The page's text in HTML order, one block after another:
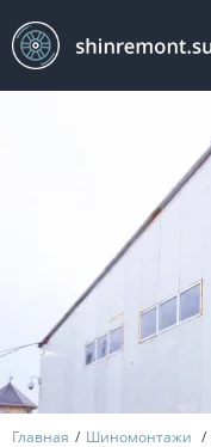
Главная Шиномонтажи